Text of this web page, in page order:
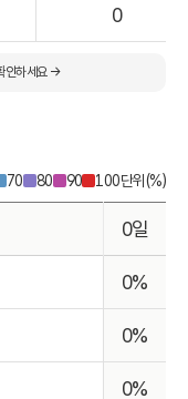
0
인하세요 →
70 80 90 100단위(%)
0일
0%
0%
0%